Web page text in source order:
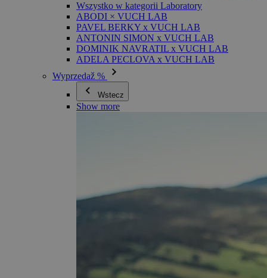
Wszystko w kategorii Laboratory
ABODI × VUCH LAB
PAVEL BERKY x VUCH LAB
ANTONIN SIMON x VUCH LAB
DOMINIK NAVRATIL x VUCH LAB
ADELA PECLOVA x VUCH LAB
Wyprzedaž %
Wstecz
Show more